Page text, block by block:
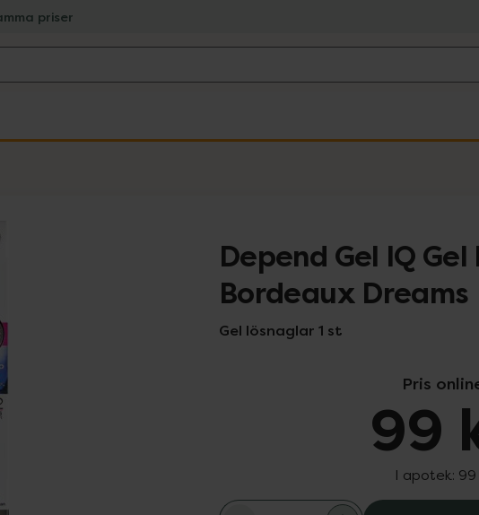
priser
Depend Gel IQ
Bordeaux Dreams
Gel lösnaglar 1 st
Pris
99
I apotek: 99